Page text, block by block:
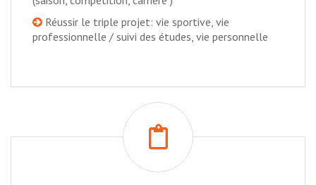
Réussir le triple projet: vie sportive, vie
professionnelle / suivi des études, vie personnelle